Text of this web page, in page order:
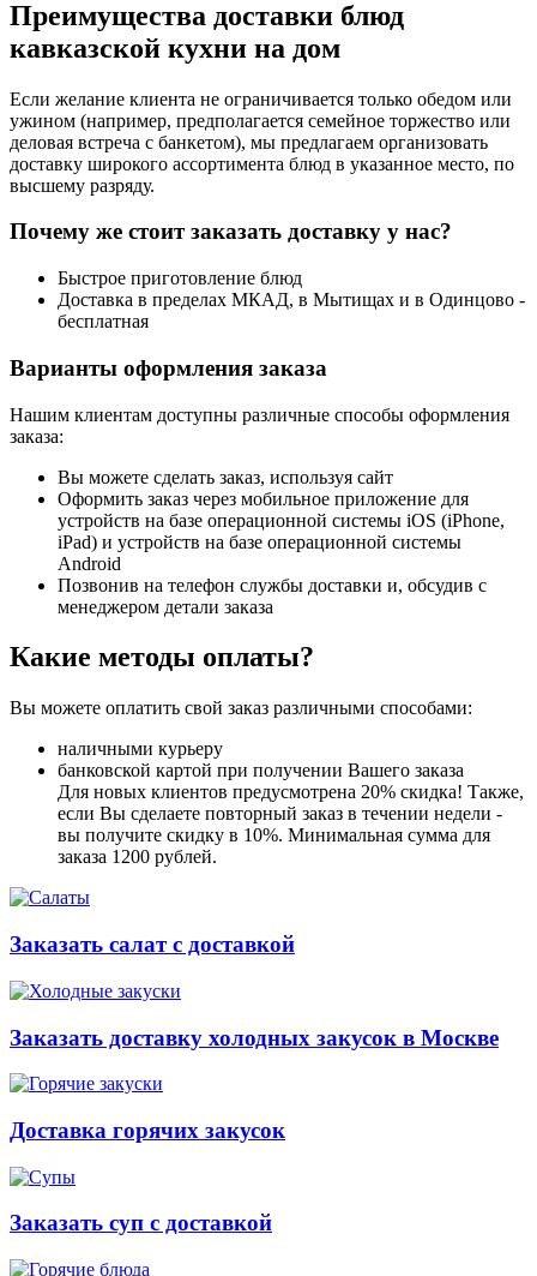
Преимущества доставки блюд
кавказской кухни на дом
Если желание клиента не ограничивается только обедом или
ужином (например, предполагается семейное торжество или
деловая встреча с банкетом), мы предлагаем организовать
доставку широкого ассортимента блюд в указанное место, по
высшему разряду.
Почему же стоит заказать доставку у нас?
Быстрое приготовление блюд
Доставка в пределах МКАД, в Мытищах и в Одинцово -
бесплатная
Варианты оформления заказа
Нашим клиентам доступны различные способы оформления
заказа:
Вы можете сделать заказ, используя сайт
Оформить заказ через мобильное приложение для
устройств на базе операционной системы iOS (iPhone,
iPad) и устройств на базе операционной системы
Android
Позвонив на телефон службы доставки и, обсудив с
менеджером детали заказа
Какие методы оплаты?
Вы можете оплатить свой заказ различными способами:
наличными курьеру
банковской картой при получении Вашего заказа
Для новых клиентов предусмотрена 20% скидка! Также,
если Вы сделаете повторный заказ в течении недели -
вы получите скидку в 10%. Минимальная сумма для
заказа 1200 рублей.
Заказать салат с доставкой
Заказать доставку холодных закусок в Москве
Доставка горячих закусок
Заказать суп с доставкой